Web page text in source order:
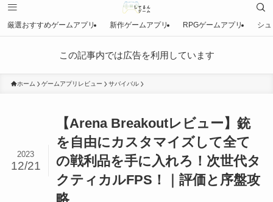
厳選おすすめゲームアプリ 新作ゲームアプリ RPGゲームアプリ シ
この記事内では広告を利用しています
ホーム ゲームアプリレビュー サバイバル
【Arena Breakoutレビュー】銃
を自由にカスタマイズして全て
の戦利品を手に入れろ！次世代タ
クティカルFPS！｜評価と序盤攻
略
2023
12/21